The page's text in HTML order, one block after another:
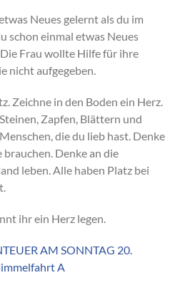
Neues gelernt als du im
schon einmal etwas Neues
Frau wollte Hilfe für ihre
nicht aufgegeben.
Zeichne in den Boden ein Herz.
Zapfen, Blättern und
die du lieb hast. Denke
Denke an die
leben. Alle haben Platz bei
ihr ein Herz legen.
AM SONNTAG 20.
A